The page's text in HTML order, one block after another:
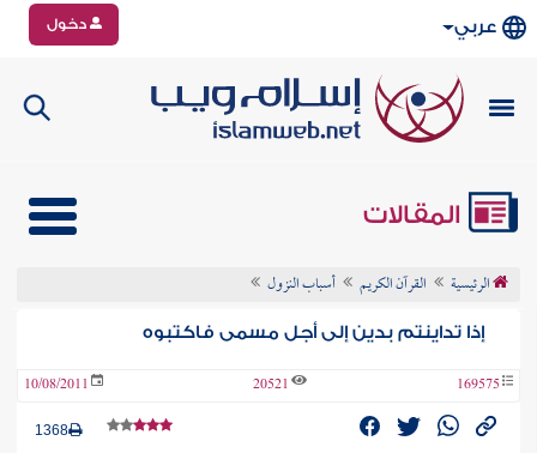
عربي دخول
المقالات
الرئيسية القرآن الكريم أسباب النزول
إذا تداينتم بدين إلى أجل مسمى فاكتبوه
169575
20521
10/08/2011
1368